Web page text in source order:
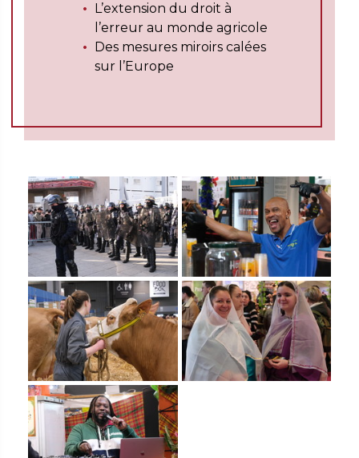
L’extension du droit à
l’erreur au monde agricole
Des mesures miroirs calées
sur l’Europe